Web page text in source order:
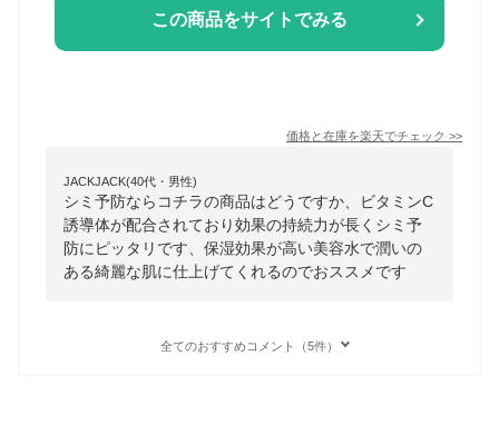
この商品をサイトでみる
価格と在庫を楽天でチェック >>
JACKJACK(40代・男性)
シミ予防ならコチラの商品はどうですか、ビタミンC
誘導体が配合されており効果の持続力が長くシミ予
防にピッタリです、保湿効果が高い美容水で潤いの
ある綺麗な肌に仕上げてくれるのでおススメです
全てのおすすめコメント（5件）